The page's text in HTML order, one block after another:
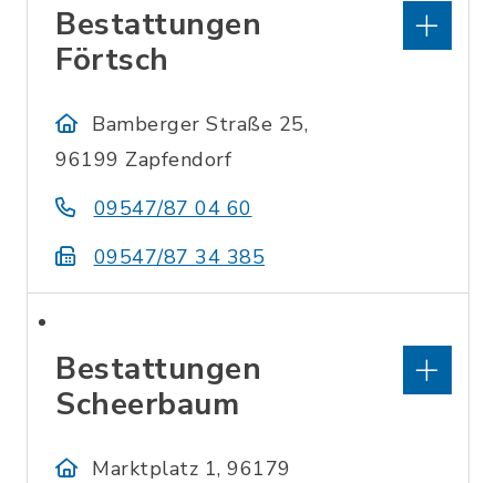
Bestattungen
Förtsch
Bamberger Straße 25,
96199 Zapfendorf
09547/87 04 60
09547/87 34 385
Bestattungen
Scheerbaum
Marktplatz 1, 96179